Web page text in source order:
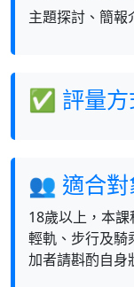
主題探討、簡報
✅ 評量方
👥 適合對
18歲以上，本
輕軌、步行及騎
加者請斟酌自身